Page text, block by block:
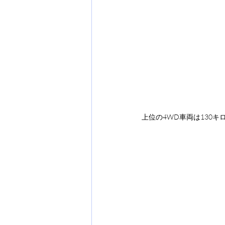
上位の4WD車両は130キ